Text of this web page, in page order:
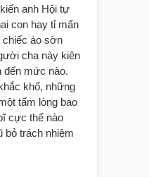
anh Hội tự
con hay tỉ mẩn
áo sờn
cha này kiên
mức nào.
khổ, những
tấm lòng bao
cực thế nào
bỏ trách nhiệm